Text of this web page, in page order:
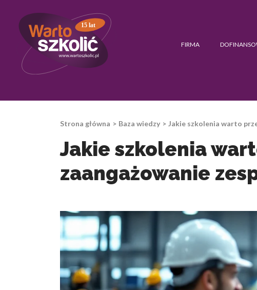
15 lat
FIRMA
Strona główna Baza wiedzy Jakie szkolenia warto
Jakie szkolenia
zaangażowanie